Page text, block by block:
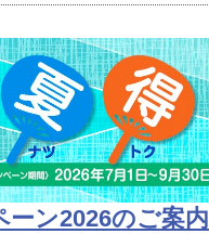
ーン2026のご案内